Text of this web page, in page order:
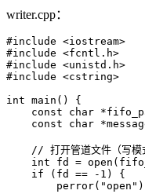
writer.cpp：
#include <iostream>
#include <fcntl.h>
#include <unistd.h>
#include <cstring>
int main() {
const char
const char
// 打开管道文件（写模
int fd =
    if (fd == -1) {